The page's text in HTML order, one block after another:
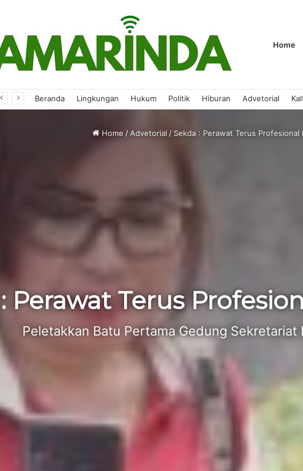
Home
Beranda Lingkungan Hukum Politik Hiburan Advetorial
Home / Advetorial / Sekda : Perawat Terus Profesional
Perawat Terus
Peletakkan Batu Pertama Gedung Sekretariat